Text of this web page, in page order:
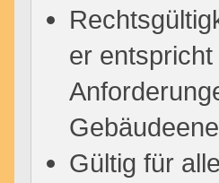
er
Gültig für